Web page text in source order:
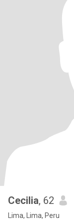
Cecilia, 62
Lima, Lima, Peru